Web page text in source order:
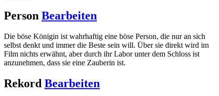
Person Bearbeiten
Die böse Königin ist wahrhaftig eine böse Person, die nur an sich
selbst denkt und immer die Beste sein will. Über sie direkt wird im
Film nichts erwähnt, aber durch ihr Labor unter dem Schloss ist
anzunehmen, dass sie eine Zauberin ist.
Rekord Bearbeiten